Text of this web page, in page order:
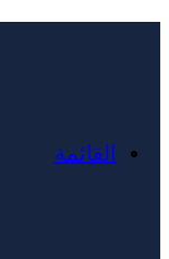
القائمة